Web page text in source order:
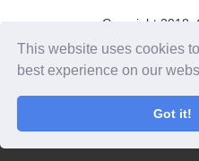
This website uses cookies
best experience on our
Got it!
Copyright 2018
HOME /